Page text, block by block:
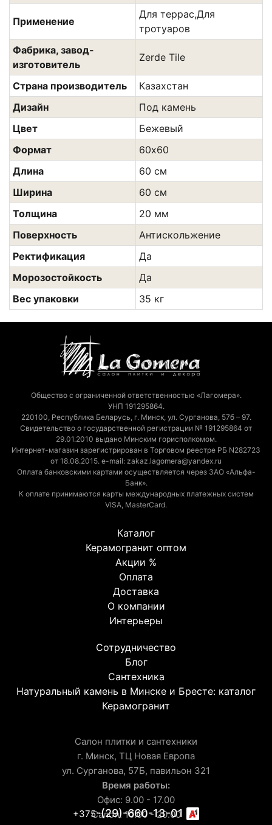
Применение
Для террас,Для
тротуаров
Фабрика, завод-
изготовитель
Zerde Tile
Страна производитель
Казахстан
Дизайн
Под камень
Цвет
Бежевый
Формат
60х60
Длина
60 см
Ширина
60 см
Толщина
20 мм
Поверхность
Антискольжение
Ректификация
Да
Морозостойкость
Да
Вес упаковки
35 кг
Общество с ограниченной ответственностью «Лагомера».
УНП 191295864.
220100, Республика Беларусь, г. Минск, ул. Сурганова, 57б – 97.
Свидетельство о государственной регистрации № 191295864 от
29.01.2010 выдано Минским горисполкомом.
Интернет-магазин зарегистрирован в Торговом реестре РБ N282723
от 18.08.2015. e-mail: zakaz.lagomera@yandex.ru
Оплата банковскими картами осуществляется через ЗАО «Альфа-
Банк».
К оплате принимаются карты международных платежных систем
VISA, MasterCard.
Каталог
Керамогранит оптом
Акции %
Оплата
Доставка
О компании
Интерьеры
Сотрудничество
Блог
Сантехника
Натуральный камень в Минске и Бресте: каталог
Керамогранит
Салон плитки и сантехники
г. Минск, ТЦ Новая Европа
ул. Сурганова, 57Б, павильон 321
Время работы:
Офис: 9.00 - 17.00
Салон: 10.00 - 20.00
+375-(29)-660-13-01